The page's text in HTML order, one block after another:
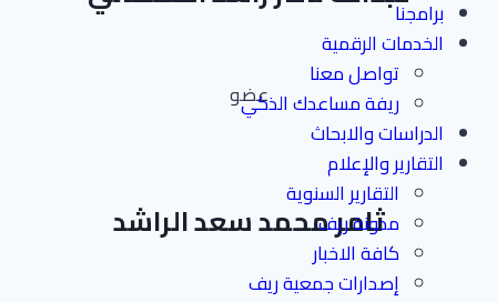
برامجنا
الخدمات الرقمية
تواصل معنا
ريفة مساعدك الذكي
الدراسات والابحاث
التقارير والإعلام
التقارير السنوية
مدونة ريف
كافة الاخبار
إصدارات جمعية ريف
عضو
ثامر محمد سعد الراشد